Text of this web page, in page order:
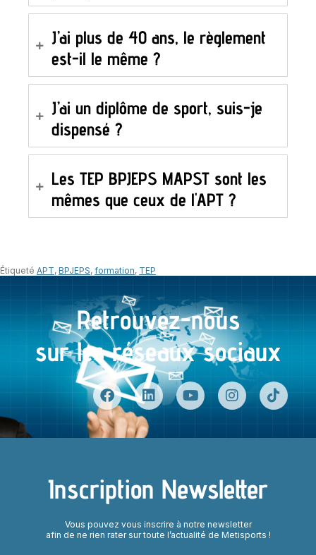
J’ai plus de 40 ans, le règlement
est-il le même ?
J’ai un diplôme de sport, suis-je
dispensé ?
Les TEP BPJEPS MAPST sont les
mêmes que ceux de l'APT ?
Étiqueté APT, BPJEPS, formation, TEP
Retrouvez-nous
sur les réseaux sociaux
Inscription Newsletter
Vous pouvez vous inscrire à notre newsletter
afin de ne rien rater sur toute l’actualité de Metisports !